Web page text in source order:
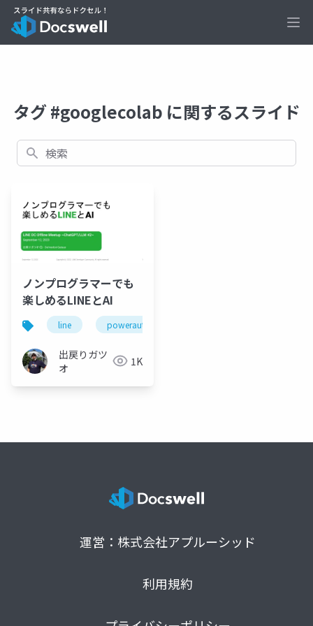
タグ #googlecolab に関するスライド
検索
ノンプログラマーでも
楽しめるLINEとAI
line powerautomate
出戻りガツ
オ
1K
運営：株式会社アプルーシッド
利用規約